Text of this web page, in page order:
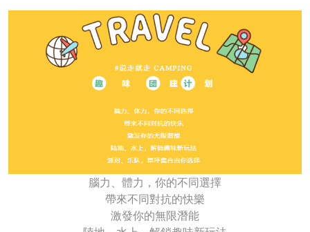
腦力、體力，你的不同選擇
帶來不同對抗的快樂
激發你的無限潛能